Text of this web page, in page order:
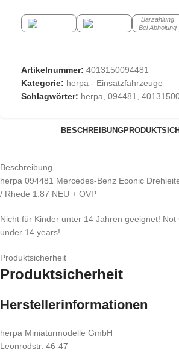
Barzahlung
Bei Abholung
Artikelnummer: 4013150094481
Kategorie: herpa - Einsatzfahrzeuge
Schlagwörter: herpa, 094481,
BESCHREIBUNG
Beschreibung
herpa 094481 Mercedes-Benz Econic
/ Rhede 1:87 NEU + OVP
Nicht für Kinder unter 14 Jahren geeignet! Not
under 14 years!
Produktsicherheit
Produktsicherheit
Herstellerinformationen
herpa Miniaturmodelle GmbH
Leonrodstr. 46-47